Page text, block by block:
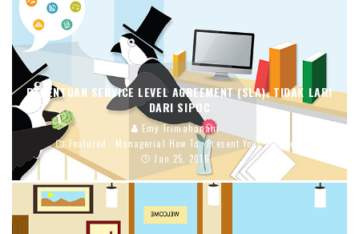
PENENTUAN SERVICE LEVEL AGREEMENT (SLA), TIDAK LARI
DARI SIPOC
Emy Trimahanani
Featured
Managerial How To
Present Your Service
Jan 25, 2016